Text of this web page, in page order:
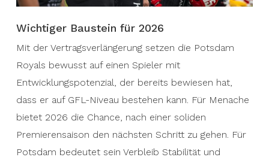
Wichtiger Baustein für 2026
Mit der Vertragsverlängerung setzen die Potsdam
Royals bewusst auf einen Spieler mit
Entwicklungspotenzial, der bereits bewiesen hat,
dass er auf GFL-Niveau bestehen kann. Für Menache
bietet 2026 die Chance, nach einer soliden
Premierensaison den nächsten Schritt zu gehen. Für
Potsdam bedeutet sein Verbleib Stabilität und